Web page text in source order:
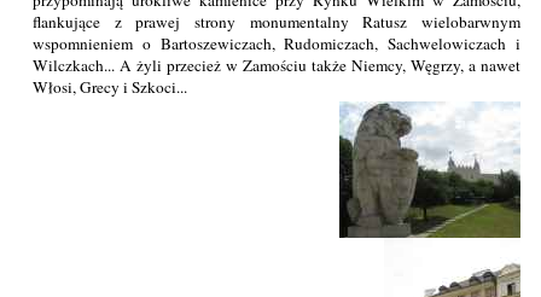
flankujące z prawej strony monumentalny Ratusz wielobarwnym
wspomnieniem o Bartoszewiczach, Rudomiczach, Sachwelowiczach i
Wilczkach... A żyli przecież w Zamościu także Niemcy, Węgrzy, a nawet
Włosi, Grecy i Szkoci...